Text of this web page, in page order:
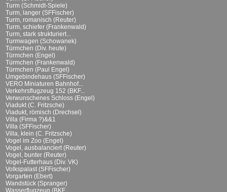
Turm (Schmidt-Spiele)
Turm, langer (SFFischer)
Turm, romanisch (Reuter)
Turm, schiefer (Frankenwald)
Turm, stark strukturiert...
Turmwagen (Schowanek)
Türmchen (Div. heute)
Türmchen (Engel)
Türmchen (Frankenwald)
Türmchen (Paul Engel)
Umgebindehaus (SFFischer)
VERO Miniaturen Bahnhof...
Verkehrsflugzeug 152 (BKF...
Verwunschenes Schloss (Engel)
Viadukt (C. Fritzsche)
Viadukt, römisch (Drechsel)
Villa (Firma ?)&&1
Villa (SFFischer)
Villa, klein (C. Fritzsche)
Vogel im Zoo (Engel)
Vogel, ausbalanciert (Reuter)
Vogel, bunter (Reuter)
Vogel-Futterhaus (Div. VK)
Volkspalast (SFFischer)
Vorgarten (Ebert)
Wandstück (Spranger)
Wasserflugzeug (BKF